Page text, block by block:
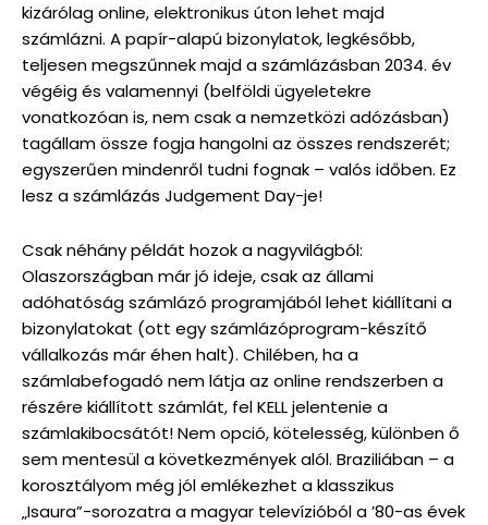
kizárólag online, elektronikus úton lehet majd
számlázni. A papír-alapú bizonylatok, legkésőbb,
teljesen megszűnnek majd a számlázásban 2034. év
végéig és valamennyi (belföldi ügyeletekre
vonatkozóan is, nem csak a nemzetközi adózásban)
tagállam össze fogja hangolni az összes rendszerét;
egyszerűen mindenről tudni fognak – valós időben. Ez
lesz a számlázás Judgement Day-je!
Csak néhány példát hozok a nagyvilágból:
Olaszországban már jó ideje, csak az állami
adóhatóság számlázó programjából lehet kiállítani a
bizonylatokat (ott egy számlázóprogram-készítő
vállalkozás már éhen halt). Chilében, ha a
számlabefogadó nem látja az online rendszerben a
részére kiállított számlát, fel KELL jelentenie a
számlakibocsátót! Nem opció, kötelesség, különben ő
sem mentesül a következmények alól. Braziliában – a
korosztályom még jól emlékezhet a klasszikus
„Isaura”-sorozatra a magyar televízióból a ’80-as évek